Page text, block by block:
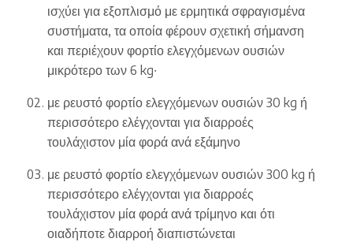
ισχύει για εξοπλισμό με ερμητικά σφραγισμένα
συστήματα, τα οποία φέρουν σχετική σήμανση
και περιέχουν φορτίο ελεγχόμενων ουσιών
μικρότερο των 6 kg∙
με ρευστό φορτίο ελεγχόμενων ουσιών 30 kg ή
περισσότερο ελέγχονται για διαρροές
τουλάχιστον μία φορά ανά εξάμηνο
με ρευστό φορτίο ελεγχόμενων ουσιών 300 kg ή
περισσότερο ελέγχονται για διαρροές
τουλάχιστον μία φορά ανά τρίμηνο και ότι
οιαδήποτε διαρροή διαπιστώνεται